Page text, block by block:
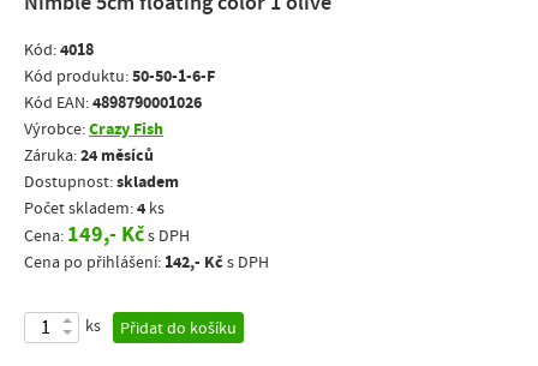
Kód:4018
Kód produktu:50-50-1-6-F
Kód EAN:4898790001026
Výrobce:Crazy Fish
Záruka:24 měsíců
Dostupnost:skladem
Počet skladem:4 ks
Cena: 149,- Kčs DPH
Cena po přihlášení: 142,- Kč s DPH
ks Přidat do košíku